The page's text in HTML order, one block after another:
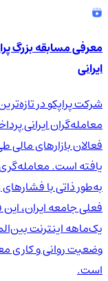
معرفی مسابقه بزرگ
ایرانی
شرکت پراپکو در
معامله‌گران ایرانی
فعالان بازارهای
یافته است.
به‌طور ذاتی با
فعلی جامعه ایران،
یک‌ماهه اینترنت
وضعیت روانی و کاری
است.